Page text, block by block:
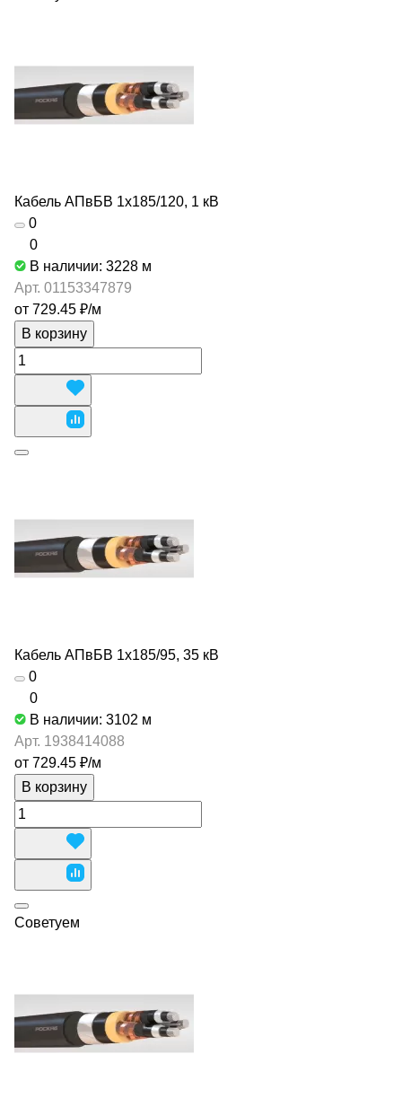
Кабель АПвБВ 1х185/120, 1 кВ
0
0
В наличии: 3228 м
Арт. 01153347879
от 729.45 ₽/м
В корзину
Кабель АПвБВ 1х185/95, 35 кВ
0
0
В наличии: 3102 м
Арт. 1938414088
от 729.45 ₽/м
В корзину
Советуем